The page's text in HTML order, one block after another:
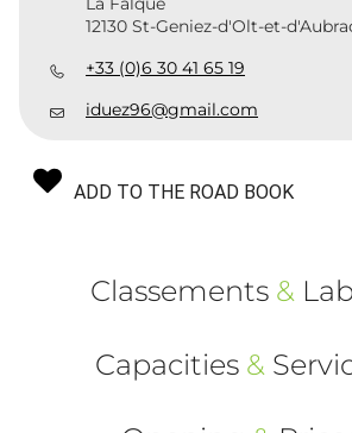
12130 St-Geniez-d'Olt-et-
+33 (0)6 30 41 65 19
iduez96@gmail.com
ADD TO THE ROAD BOOK
Classements &
Capacities &